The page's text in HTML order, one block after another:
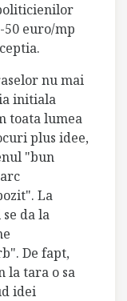
euro/mp
nu mai
initiala
toata lumea
plus idee,
"bun
La
da la
De fapt,
la tara o sa
idei